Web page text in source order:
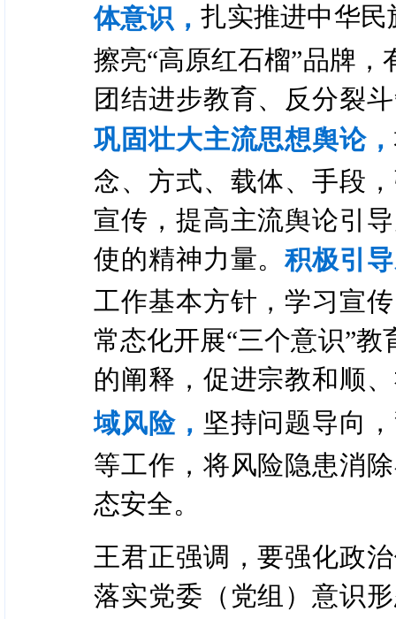
体意识， 扎实推进中华民
擦亮“高原红石榴”品牌
团结进步教育、反分裂
巩固壮大主流思想舆论，
念、方式、载体、手段
宣传，提高主流舆论引
使的精神力量。积极引
工作基本方针，学习宣
常态化开展“三个意识”
的阐释，促进宗教和顺
域风险， 坚持问题导向
等工作，将风险隐患消
态安全。
王君正强调，要强化政
落实党委（党组）意识